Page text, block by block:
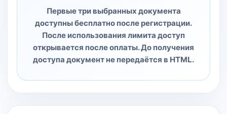
Первые три выбранных документа
доступны бесплатно после регистрации.
После использования лимита доступ
открывается после оплаты. До получения
доступа документ не передаётся в HTML.